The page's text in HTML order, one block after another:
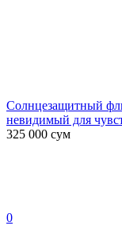
Солнцезащитный
невидимый для
325 000 сум
0